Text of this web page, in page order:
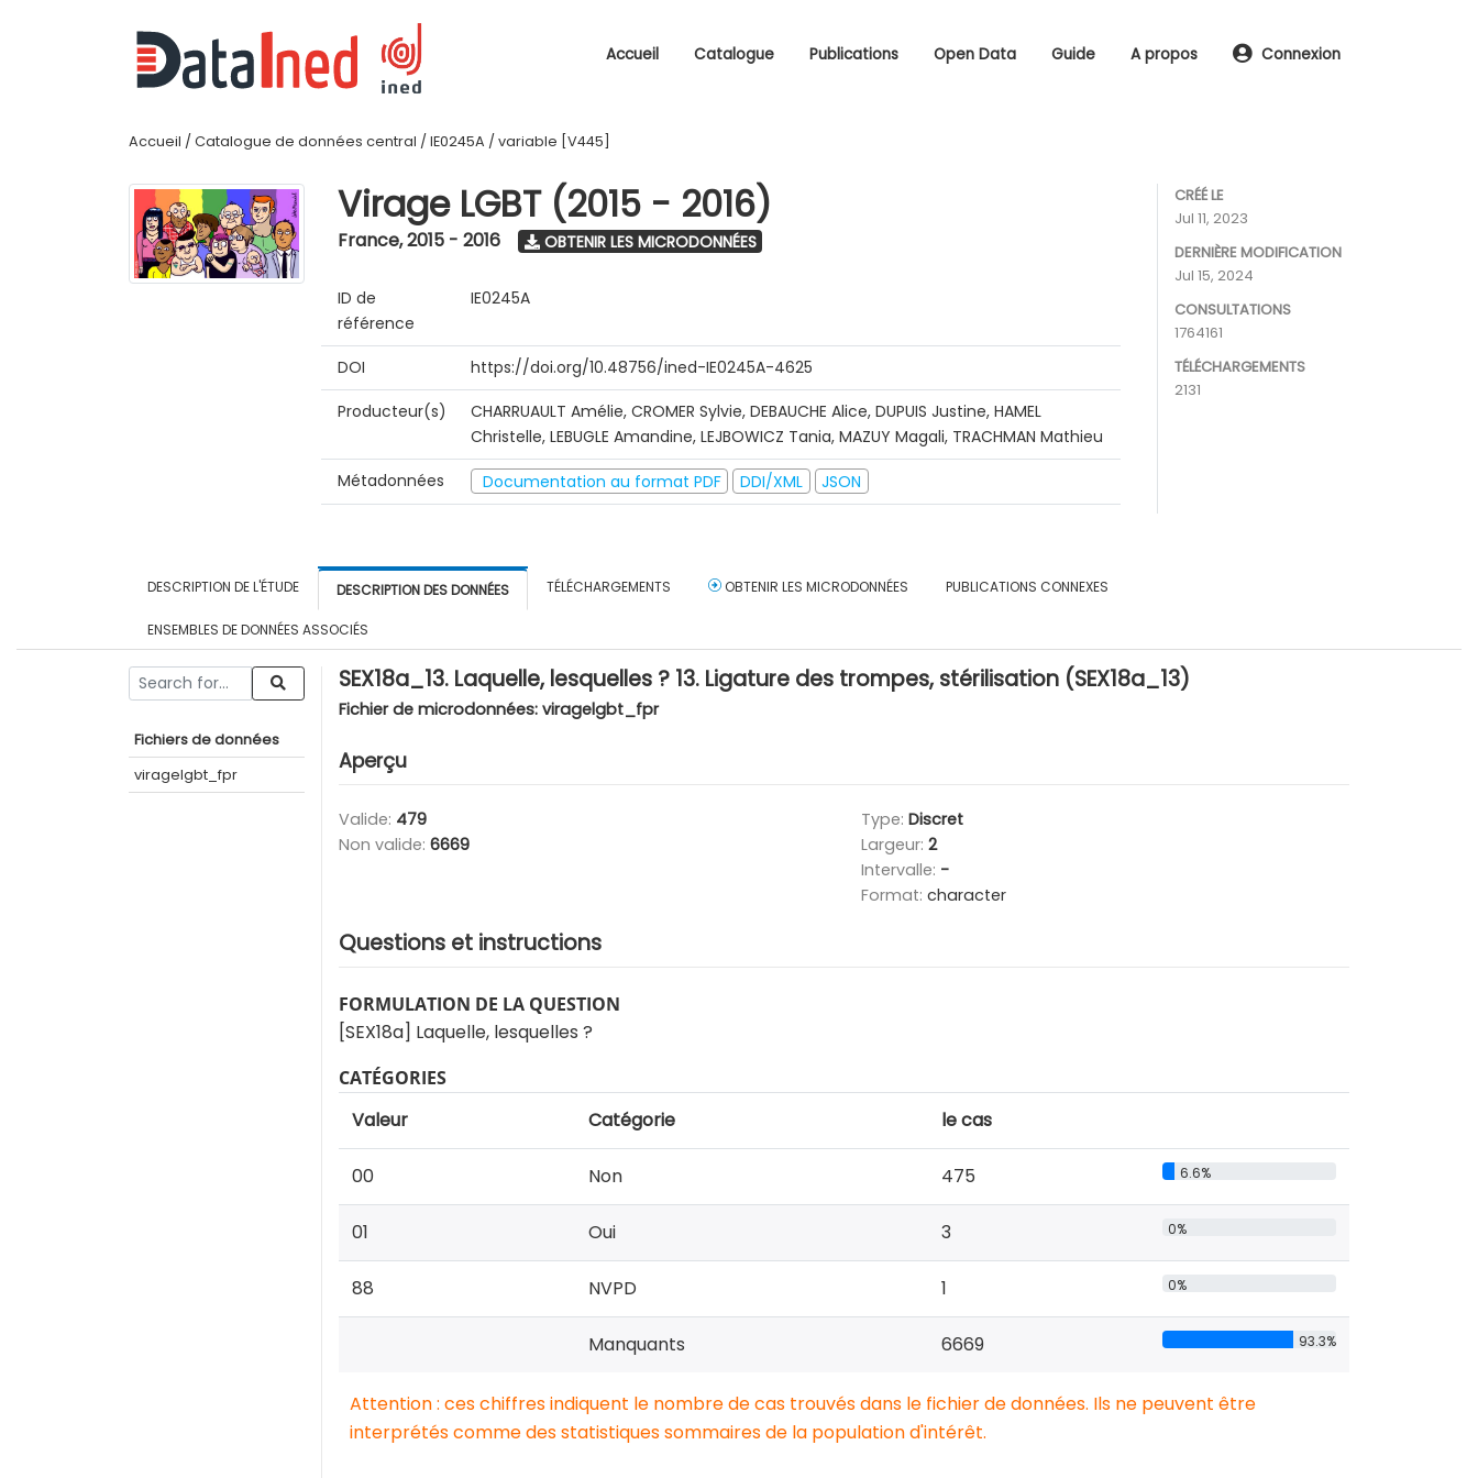
Accueil Catalogue Publications Open Data Guide A propos Connexion
Accueil / Catalogue de données central / IE0245A / variable [V445]
Virage LGBT (2015 - 2016)
France,2015 - 2016 OBTENIR LES MICRODONNÉES
ID de
référence
IE0245A
DOI
https://doi.org/10.48756/ined-IE0245A-4625
Producteur(s)
CHARRUAULT Amélie, CROMER Sylvie, DEBAUCHE Alice, DUPUIS Justine, HAMEL
Christelle, LEBUGLE Amandine, LEJBOWICZ Tania, MAZUY Magali, TRACHMAN Mathieu
Métadonnées
Documentation au format PDF DDI/XML JSON
CRÉÉ LE
Jul 11, 2023
DERNIÈRE MODIFICATION
Jul 15, 2024
CONSULTATIONS
1764161
TÉLÉCHARGEMENTS
2131
DESCRIPTION DE L'ÉTUDE DESCRIPTION DES DONNÉES TÉLÉCHARGEMENTS OBTENIR LES MICRODONNÉES PUBLICATIONS CONNEXES
ENSEMBLES DE DONNÉES ASSOCIÉS
Fichiers de données
viragelgbt_fpr
SEX18a_13. Laquelle, lesquelles ? 13. Ligature des trompes, stérilisation (SEX18a_13)
Fichier de microdonnées: viragelgbt_fpr
Aperçu
Valide: 479
Non valide: 6669
Type: Discret
Largeur: 2
Intervalle: -
Format: character
Questions et instructions
FORMULATION DE LA QUESTION
[SEX18a] Laquelle, lesquelles ?
CATÉGORIES
Valeur Catégorie le cas
00 Non 475 6.6%
01 Oui 3 0%
88 NVPD 1 0%
Manquants 6669 93.3%
Attention : ces chiffres indiquent le nombre de cas trouvés dans le fichier de données. Ils ne peuvent être
interprétés comme des statistiques sommaires de la population d'intérêt.